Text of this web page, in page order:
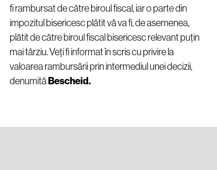
fi rambursat de către biroul fiscal, iar o parte din
impozitul bisericesc plătit vă va fi, de asemenea,
plătit de către biroul fiscal bisericesc relevant puțin
mai târziu. Veți fi informat în scris cu privire la
valoarea rambursării prin intermediul unei decizii,
denumită Bescheid.